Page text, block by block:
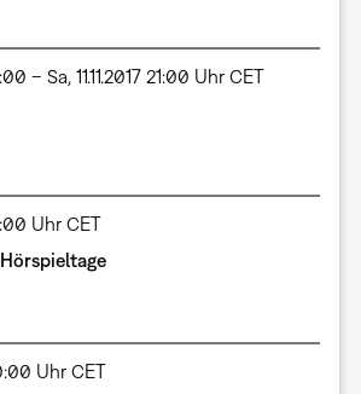
– Sa, 11.11.2017 21:00 Uhr CET
Uhr CET
Uhr CET